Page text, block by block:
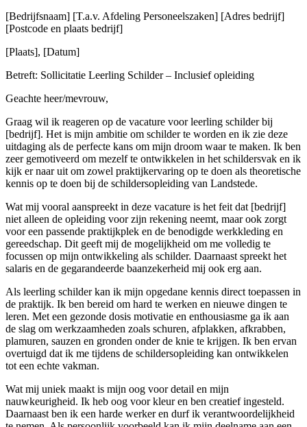
[Bedrijfsnaam] [T.a.v. Afdeling Personeelszaken] [Adres bedrijf]
[Postcode en plaats bedrijf]
[Plaats], [Datum]
Betreft: Sollicitatie Leerling Schilder – Inclusief opleiding
Geachte heer/mevrouw,
Graag wil ik reageren op de vacature voor leerling schilder bij
[bedrijf]. Het is mijn ambitie om schilder te worden en ik zie deze
uitdaging als de perfecte kans om mijn droom waar te maken. Ik ben
zeer gemotiveerd om mezelf te ontwikkelen in het schildersvak en ik
kijk er naar uit om zowel praktijkervaring op te doen als theoretische
kennis op te doen bij de schildersopleiding van Landstede.
Wat mij vooral aanspreekt in deze vacature is het feit dat [bedrijf]
niet alleen de opleiding voor zijn rekening neemt, maar ook zorgt
voor een passende praktijkplek en de benodigde werkkleding en
gereedschap. Dit geeft mij de mogelijkheid om me volledig te
focussen op mijn ontwikkeling als schilder. Daarnaast spreekt het
salaris en de gegarandeerde baanzekerheid mij ook erg aan.
Als leerling schilder kan ik mijn opgedane kennis direct toepassen in
de praktijk. Ik ben bereid om hard te werken en nieuwe dingen te
leren. Met een gezonde dosis motivatie en enthousiasme ga ik aan
de slag om werkzaamheden zoals schuren, afplakken, afkrabben,
plamuren, sauzen en gronden onder de knie te krijgen. Ik ben ervan
overtuigd dat ik me tijdens de schildersopleiding kan ontwikkelen
tot een echte vakman.
Wat mij uniek maakt is mijn oog voor detail en mijn
nauwkeurigheid. Ik heb oog voor kleur en ben creatief ingesteld.
Daarnaast ben ik een harde werker en durf ik verantwoordelijkheid